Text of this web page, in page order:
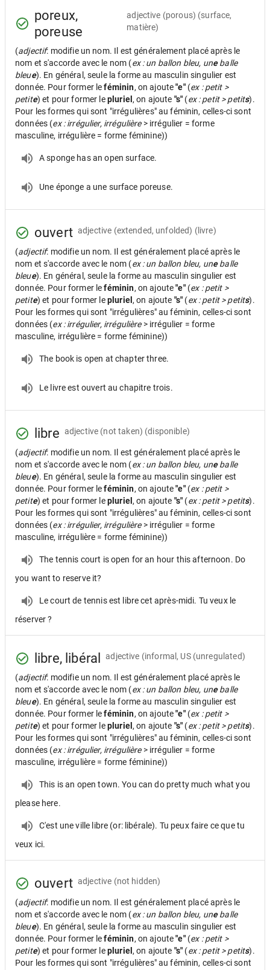
poreux,
poreuse
adjective (porous) (surface,
matière)
(adjectif: modifie un nom. Il est généralement placé après le
nom et s'accorde avec le nom (ex : un ballon bleu, uneballe
bleue). En général, seule la forme au masculin singulier est
donnée. Pour former leféminin, on ajoute"e"(ex : petit >
petite) et pour former lepluriel , on ajoute "s" (ex : petit > petits).
Pour les formes qui sont "irrégulières" au féminin, celles-ci sont
données (ex : irrégulier, irrégulière> irrégulier = forme
masculine, irrégulière = forme féminine))
A sponge has an open surface.
Une éponge a une surface poreuse.
ouvert adjective (extended, unfolded) (livre)
(adjectif: modifie un nom. Il est généralement placé après le
nom et s'accorde avec le nom (ex : un ballon bleu, uneballe
bleue). En général, seule la forme au masculin singulier est
donnée. Pour former leféminin, on ajoute"e"(ex : petit >
petite) et pour former lepluriel , on ajoute "s" (ex : petit > petits).
Pour les formes qui sont "irrégulières" au féminin, celles-ci sont
données (ex : irrégulier, irrégulière> irrégulier = forme
masculine, irrégulière = forme féminine))
The book is open at chapter three.
Le livre est ouvert au chapitre trois.
libre adjective (not taken) (disponible)
(adjectif: modifie un nom. Il est généralement placé après le
nom et s'accorde avec le nom (ex : un ballon bleu, uneballe
bleue). En général, seule la forme au masculin singulier est
donnée. Pour former leféminin, on ajoute"e"(ex : petit >
petite) et pour former lepluriel , on ajoute "s" (ex : petit > petits).
Pour les formes qui sont "irrégulières" au féminin, celles-ci sont
données (ex : irrégulier, irrégulière> irrégulier = forme
masculine, irrégulière = forme féminine))
The tennis court is open for an hour this afternoon. Do
you want to reserve it?
Le court de tennis est libre cet après-midi. Tu veux le
réserver ?
libre, libéral adjective (informal, US (unregulated)
(adjectif: modifie un nom. Il est généralement placé après le
nom et s'accorde avec le nom (ex : un ballon bleu, uneballe
bleue). En général, seule la forme au masculin singulier est
donnée. Pour former leféminin, on ajoute"e"(ex : petit >
petite) et pour former lepluriel , on ajoute "s" (ex : petit > petits).
Pour les formes qui sont "irrégulières" au féminin, celles-ci sont
données (ex : irrégulier, irrégulière> irrégulier = forme
masculine, irrégulière = forme féminine))
This is an open town. You can do pretty much what you
please here.
C'est une ville libre (or: libérale). Tu peux faire ce que tu
veux ici.
ouvert adjective (not hidden)
(adjectif: modifie un nom. Il est généralement placé après le
nom et s'accorde avec le nom (ex : un ballon bleu, uneballe
bleue). En général, seule la forme au masculin singulier est
donnée. Pour former leféminin, on ajoute"e"(ex : petit >
petite) et pour former lepluriel , on ajoute "s" (ex : petit > petits).
Pour les formes qui sont "irrégulières" au féminin, celles-ci sont